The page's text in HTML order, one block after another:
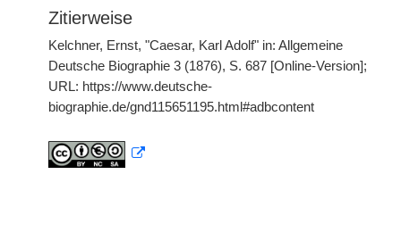
Zitierweise
Kelchner, Ernst, "Caesar, Karl Adolf" in: Allgemeine
Deutsche Biographie 3 (1876), S. 687 [Online-Version];
URL: https://www.deutsche-
biographie.de/gnd115651195.html#adbcontent